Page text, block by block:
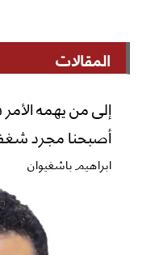
المقالات
إلى من يهمه
أصبحنا مجرد
ابراهيم باشغيوان